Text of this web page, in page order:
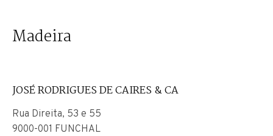
Madeira
JOSÉ RODRIGUES DE CAIRES & CA
Rua Direita, 53 e 55
9000-001 FUNCHAL